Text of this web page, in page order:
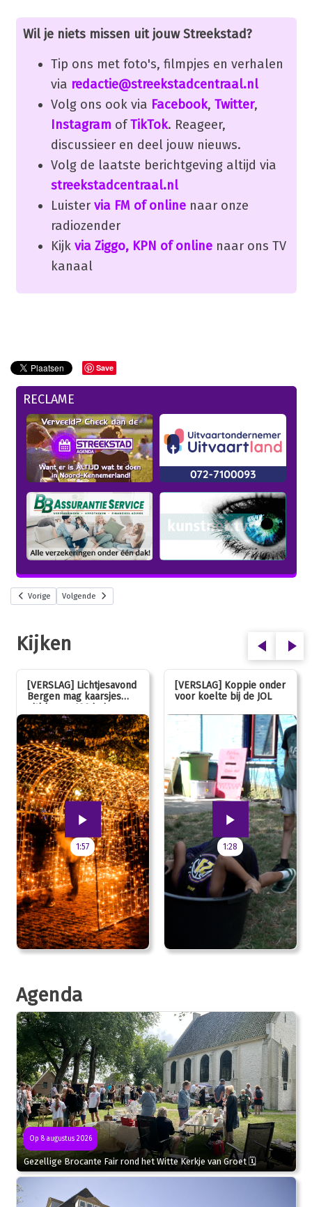
Wil je niets missen uit jouw Streekstad?
Tip ons met foto's, filmpjes en verhalen
via redactie@streekstadcentraal.nl
Volg ons ook via Facebook, Twitter,
Instagram ofTikTok. Reageer,
discussieer en deel jouw nieuws.
Volg de laatste berichtgeving altijd via
streekstadcentraal.nl
Luister via FM of onlinenaar onze
radiozender
Kijk via Ziggo, KPN of onlinenaar ons TV
kanaal
Save
RECLAME
Vorige Volgende
Kijken
[VERSLAG] Lichtjesavond
Bergen mag kaarsjes
uitblazen: 100 jarig
jubileum!
1:57
[VERSLAG] Koppie onder
voor koelte bij de JOL
1:28
Agenda
Op 8 augustus 2026
Gezellige Brocante Fair rond het Witte Kerkje van Groet 🗓